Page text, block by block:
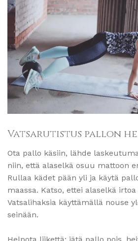
Vatsarutistus pallon
Ota pallo käsiin, lähde
niin, että alaselkä osuu mattoon
Rullaa kädet pään yli ja käytä
maassa. Katso, ettei alaselkä
Vatsalihaksia käyttämällä nouse
seinään.
Helpota liikettä: jätä pallo pois,